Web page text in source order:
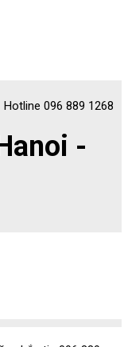
Hotline 096 889 1268
-